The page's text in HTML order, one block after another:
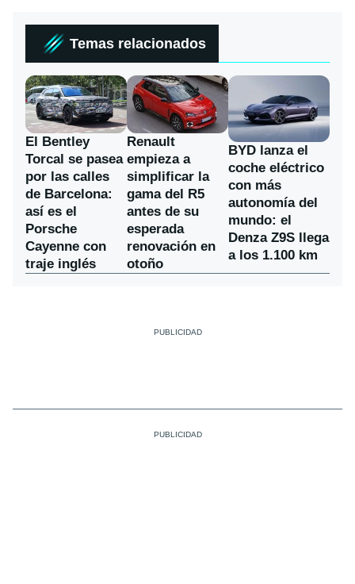
Temas relacionados
El Bentley
Torcal se pasea
por las calles
de Barcelona:
así es el
Porsche
Cayenne con
traje inglés
Renault
empieza a
simplificar la
gama del R5
antes de su
esperada
renovación en
otoño
BYD lanza el
coche eléctrico
con más
autonomía del
mundo: el
Denza Z9S llega
a los 1.100 km